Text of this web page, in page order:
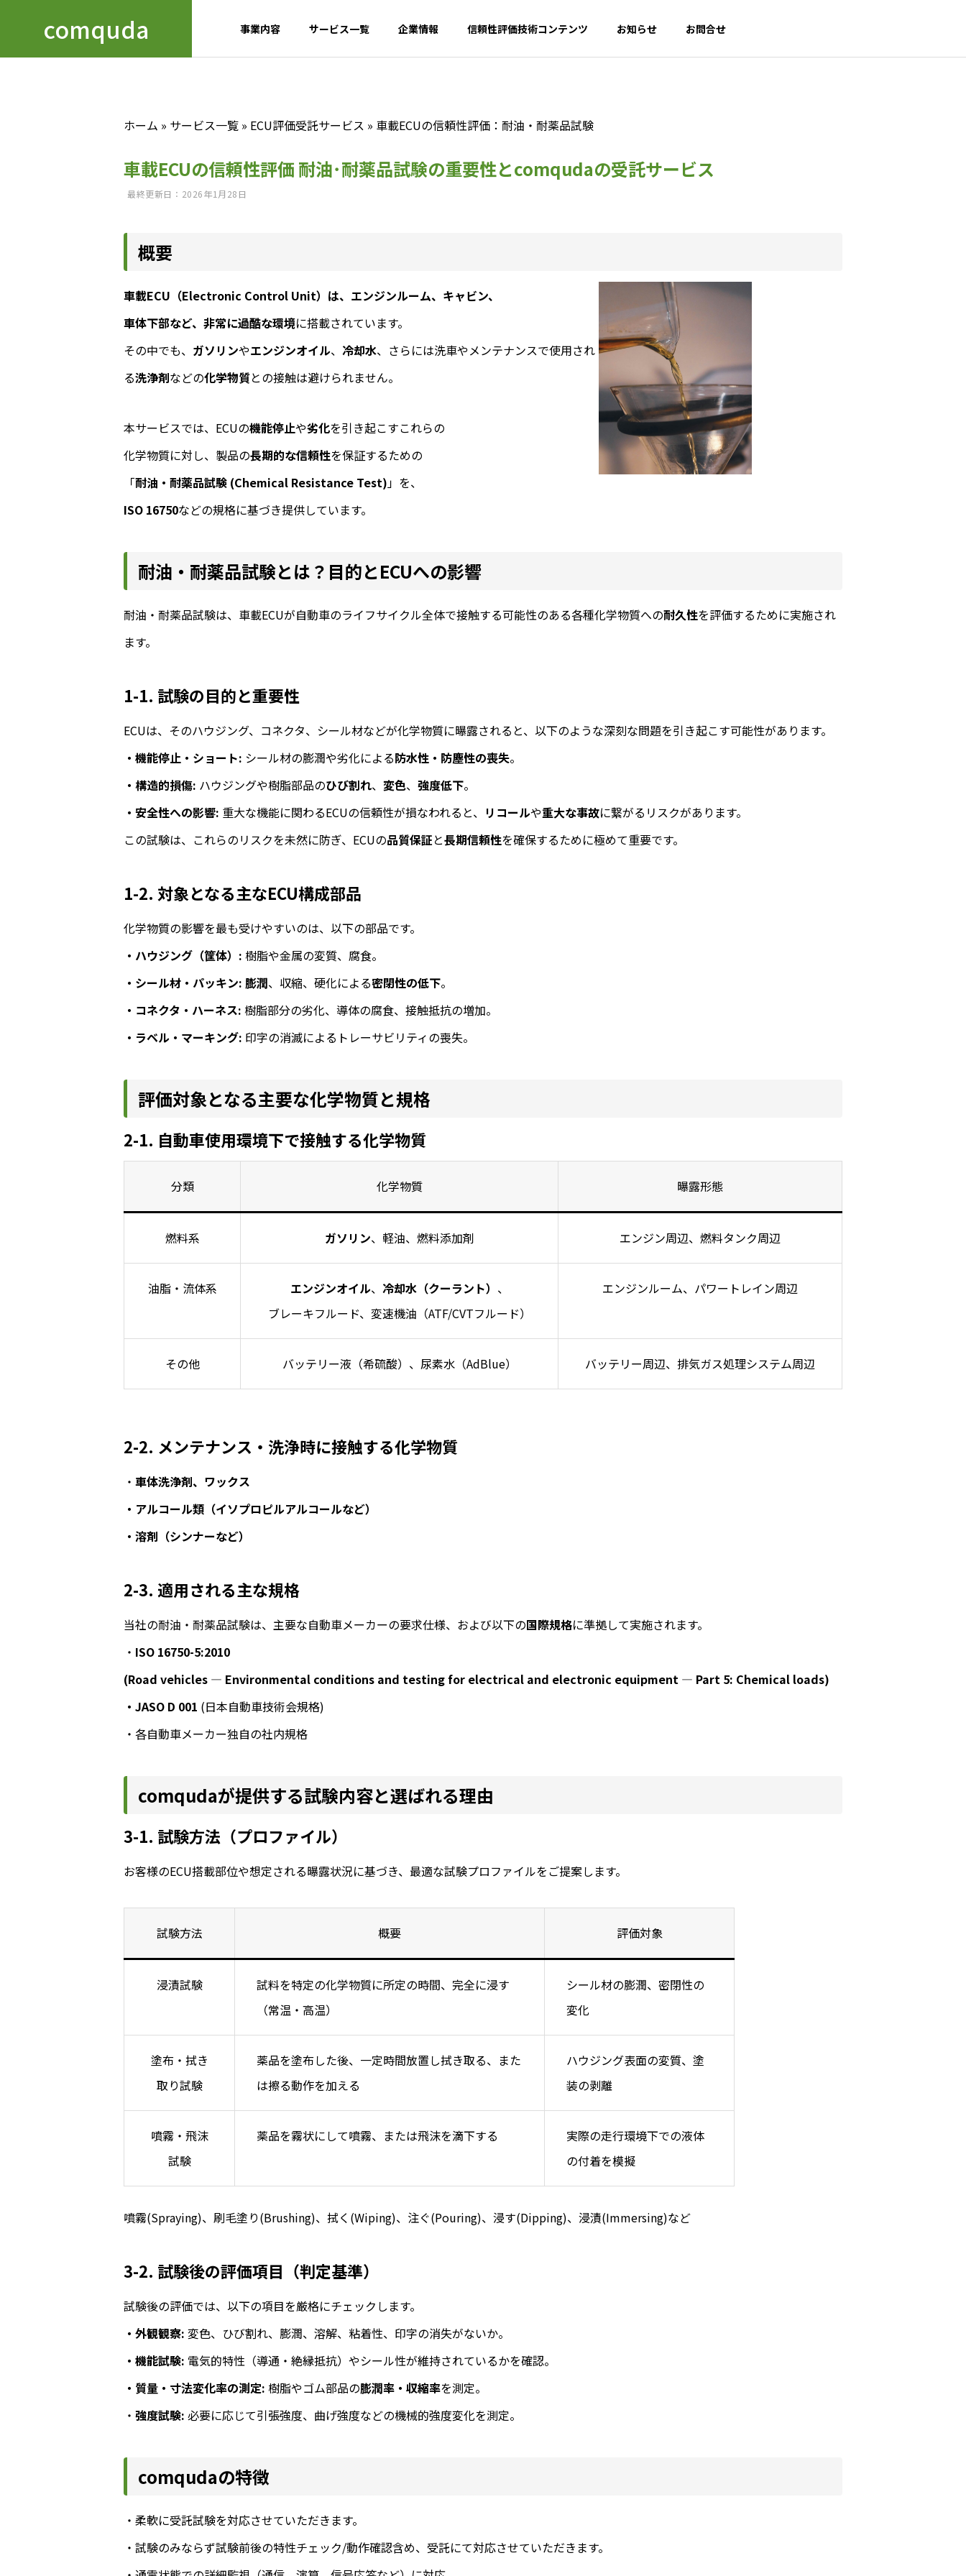
comquda 事業内容 サービス一覧 企業情報 信頼性評価技術コンテンツ お知らせ お問合せ
Business
第三者評価・情報発信事業
COMPANY
GREETING PHILOSOPHY
ホーム » サービス一覧 » ECU評価受託サービス » 車載ECUの信頼性評価：耐油・耐薬品試験
車載ECUの信頼性評価 耐油･耐薬品試験の重要性とcomqudaの受託サービス
最終更新日：2026年1月28日
概要
車載ECU（Electronic Control Unit）は、エンジンルーム、キャビン、
車体下部など、非常に過酷な環境に搭載されています。
その中でも、 ガソリンやエンジンオイル、 冷却水、さらには洗車やメンテナンスで使用され
る洗浄剤などの化学物質との接触は避けられません。
本サービスでは、ECUの機能停止や劣化を引き起こすこれらの
化学物質に対し、製品の長期的な信頼性を保証するための
「耐油・耐薬品試験 (Chemical Resistance Test)」を、
ISO 16750などの規格に基づき提供しています。
耐油・耐薬品試験とは？目的とECUへの影響
耐油・耐薬品試験は、車載ECUが自動車のライフサイクル全体で接触する可能性のある各種化学物質への耐久性を評価するために実施され
ます。
1-1. 試験の目的と重要性
ECUは、そのハウジング、コネクタ、シール材などが化学物質に曝露されると、以下のような深刻な問題を引き起こす可能性があります。
・機能停止・ショート: シール材の膨潤や劣化による防水性・防塵性の喪失。
・構造的損傷: ハウジングや樹脂部品のひび割れ、 変色、 強度低下。
・安全性への影響: 重大な機能に関わるECUの信頼性が損なわれると、 リコールや重大な事故に繋がるリスクがあります。
この試験は、これらのリスクを未然に防ぎ、ECUの品質保証と長期信頼性を確保するために極めて重要です。
1-2. 対象となる主なECU構成部品
化学物質の影響を最も受けやすいのは、以下の部品です。
・ハウジング（筐体）: 樹脂や金属の変質、腐食。
・シール材・パッキン: 膨潤、収縮、硬化による密閉性の低下。
・コネクタ・ハーネス: 樹脂部分の劣化、導体の腐食、接触抵抗の増加。
・ラベル・マーキング: 印字の消滅によるトレーサビリティの喪失。
評価対象となる主要な化学物質と規格
2-1. 自動車使用環境下で接触する化学物質
分類 化学物質 曝露形態
燃料系 ガソリン、軽油、燃料添加剤 エンジン周辺、燃料タンク周辺
油脂・流体系 エンジンオイル、 冷却水（クーラント） 、
ブレーキフルード、変速機油（ATF/CVTフルード）
エンジンルーム、パワートレイン周辺
その他 バッテリー液（希硫酸）、尿素水（AdBlue） バッテリー周辺、排気ガス処理システム周辺
2-2. メンテナンス・洗浄時に接触する化学物質
・ 車体洗浄剤、ワックス
・アルコール類（イソプロピルアルコールなど）
・溶剤（シンナーなど）
2-3. 適用される主な規格
当社の耐油・耐薬品試験は、主要な自動車メーカーの要求仕様、および以下の国際規格に準拠して実施されます。
・ ISO 16750-5:2010
(Road vehicles — Environmental conditions and testing for electrical and electronic equipment — Part 5: Chemical loads)
・JASO D 001 (日本自動車技術会規格)
・各自動車メーカー独自の社内規格
comqudaが提供する試験内容と選ばれる理由
3-1. 試験方法（プロファイル）
お客様のECU搭載部位や想定される曝露状況に基づき、最適な試験プロファイルをご提案します。
試験方法 概要 評価対象
浸漬試験
試料を特定の化学物質に所定の時間、完全に浸す
（常温・高温）
シール材の膨潤、密閉性の
変化
塗布・拭き
取り試験
薬品を塗布した後、一定時間放置し拭き取る、また
は擦る動作を加える
ハウジング表面の変質、塗
装の剥離
噴霧・飛沫
試験
薬品を霧状にして噴霧、または飛沫を滴下する
実際の走行環境下での液体
の付着を模擬
噴霧(Spraying)、刷毛塗り(Brushing)、拭く(Wiping)、注ぐ(Pouring)、浸す(Dipping)、浸漬(Immersing)など
3-2. 試験後の評価項目（判定基準）
試験後の評価では、以下の項目を厳格にチェックします。
・外観観察: 変色、ひび割れ、膨潤、溶解、粘着性、印字の消失がないか。
・機能試験: 電気的特性（導通・絶縁抵抗）やシール性が維持されているかを確認。
・質量・寸法変化率の測定: 樹脂やゴム部品の膨潤率・収縮率を測定。
・ 強度試験: 必要に応じて引張強度、曲げ強度などの機械的強度変化を測定。
comqudaの特徴
・柔軟に受託試験を対応させていただきます。
・試験のみならず試験前後の特性チェック/動作確認含め、受託にて対応させていただきます。